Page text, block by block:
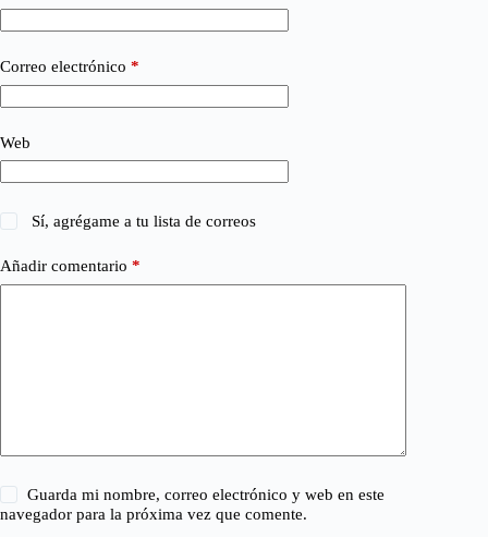
Correo electrónico *
Web
Sí, agrégame a tu lista de correos
Añadir comentario *
Guarda mi nombre, correo electrónico y web en este
navegador para la próxima vez que comente.